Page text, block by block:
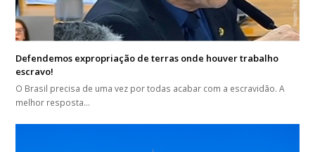
Defendemos expropriação de terras onde houver trabalho
escravo!
O Brasil precisa de uma vez por todas acabar com a escravidão. A
melhor resposta…